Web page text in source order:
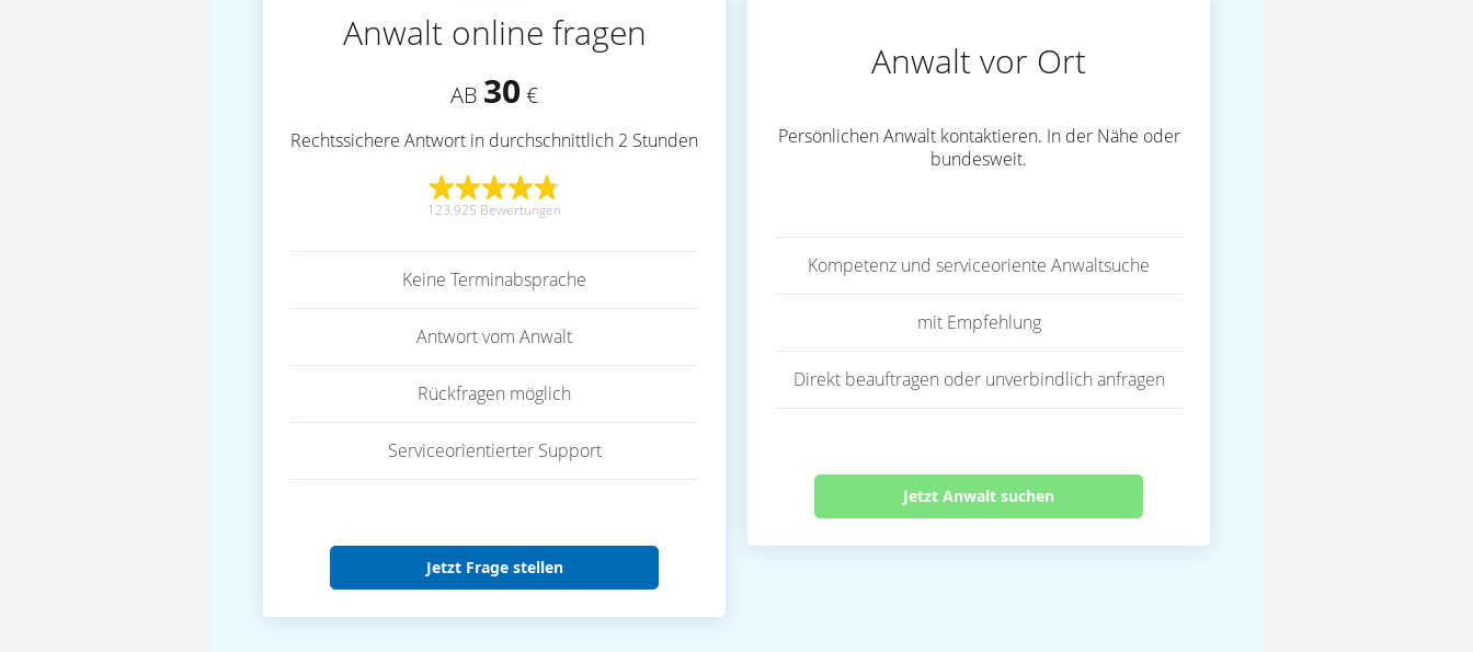
Anwalt online fragen
AB 30 €
Rechtssichere Antwort in durchschnittlich 2 Stunden
123.925 Bewertungen
Keine Terminabsprache
Antwort vom Anwalt
Rückfragen möglich
Serviceorientierter Support
Jetzt Frage stellen
Anwalt vor Ort
Persönlichen Anwalt kontaktieren. In der Nähe oder
bundesweit.
Kompetenz und serviceoriente Anwaltsuche
mit Empfehlung
Direkt beauftragen oder unverbindlich anfragen
Jetzt Anwalt suchen